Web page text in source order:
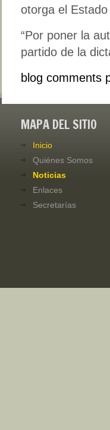
otorga el
“Por poner la
partido de la
blog comments
MAPA DEL SITIO
Inicio
Quiénes Somos
Noticias
Enlaces
Secretarías